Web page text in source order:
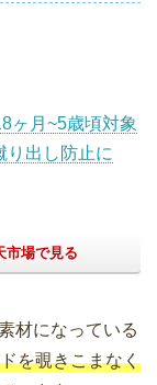
ヶ月~5歳頃対象
り出し防止に
市場で見る
材になっている
を覗きこまなく